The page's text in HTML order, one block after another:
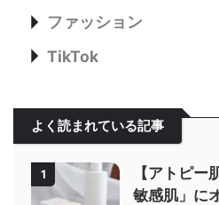
ファッション
TikTok
よく読まれている記事
1
【アトピー
敏感肌」に